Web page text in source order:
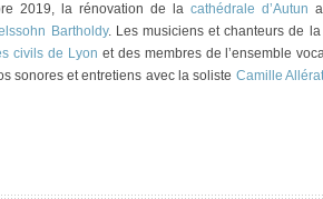
2019, la rénovation de la cathédrale d’Autun
Bartholdy. Les musiciens et chanteurs de
civils de Lyon et des membres de l’ensemble
sonores et entretiens avec la soliste Camille Allérat